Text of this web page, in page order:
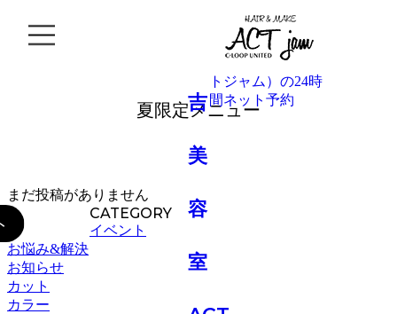
BLOG
夏限定メニュー
まだ投稿がありません
CATEGORY
イベント
お悩み&解決
お知らせ
カット
カラー